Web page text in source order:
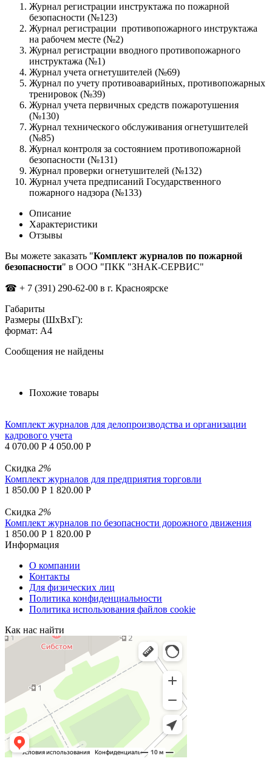
Журнал регистрации инструктажа по пожарной
безопасности (№123)
Журнал регистрации противопожарного инструктажа
на рабочем месте (№2)
Журнал регистрации вводного противопожарного
инструктажа (№1)
Журнал учета огнетушителей (№69)
Журнал по учету противоаварийных, противопожарных
тренировок (№39)
Журнал учета первичных средств пожаротушения
(№130)
Журнал технического обслуживания огнетушителей
(№85)
Журнал контроля за состоянием противопожарной
безопасности (№131)
Журнал проверки огнетушителей (№132)
Журнал учета предписаний Государственного
пожарного надзора (№133)
Описание
Характеристики
Отзывы
Вы можете заказать "Комплект журналов по пожарной
безопасности" в ООО "ПКК "ЗНАК-СЕРВИС"
☎ + 7 (391) 290-62-00 в г. Красноярске
Габариты
Размеры (ШxВxГ):
формат: А4
Сообщения не найдены
Похожие товары
Комплект журналов для делопроизводства и организации
кадрового учета
4 070.00 Р 4 050.00 Р
Скидка 2%
Комплект журналов для предприятия торговли
1 850.00 Р 1 820.00 Р
Скидка 2%
Комплект журналов по безопасности дорожного движения
1 850.00 Р 1 820.00 Р
Информация
О компании
Контакты
Для физических лиц
Политика конфиденциальности
Политика использования файлов cookie
Как нас найти